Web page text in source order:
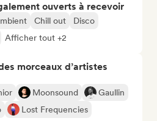
ouverts à recevoir
Chill out
Disco
Afficher tout +2
morceaux d’artistes
Moonsound
Gaullin
Lost Frequencies